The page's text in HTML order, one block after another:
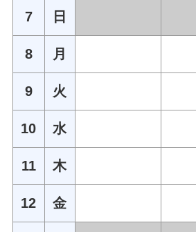
7 日
8 月
9 火
10 水
11 木
12 金